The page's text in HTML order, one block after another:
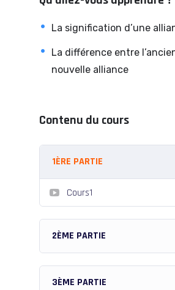
La signification d’une
La différence entre
nouvelle alliance
Contenu du cours
1ÈRE PARTIE
Cours1
2ÈME PARTIE
3ÈME PARTIE